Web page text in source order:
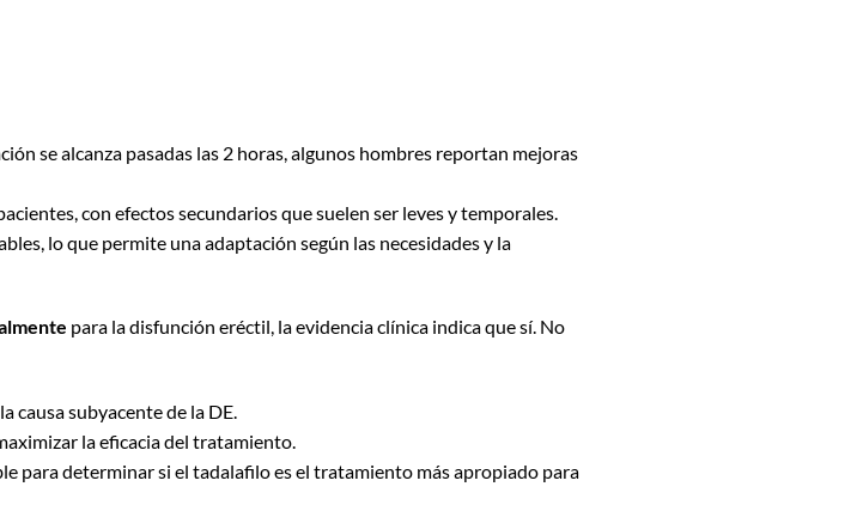
se alcanza pasadas las 2 horas, algunos hombres reportan mejoras
con efectos secundarios que suelen ser leves y temporales.
lo que permite una adaptación según las necesidades y la
para la disfunción eréctil, la evidencia clínica indica que sí. No
causa subyacente de la DE.
la eficacia del tratamiento.
para determinar si el tadalafilo es el tratamiento más apropiado para